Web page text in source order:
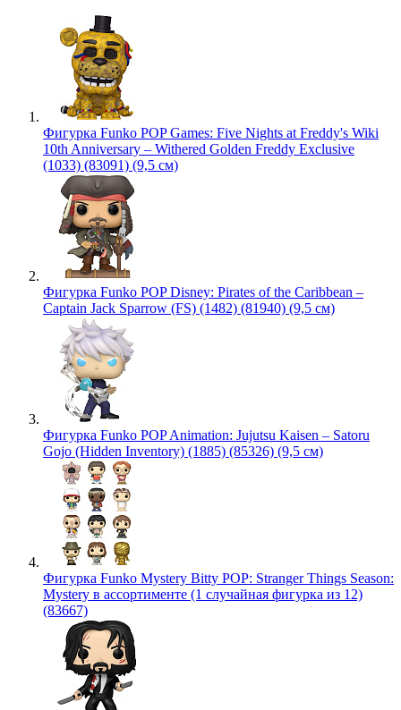
Фигурка Funko POP Games: Five Nights at Freddy's Wiki
10th Anniversary – Withered Golden Freddy Exclusive
(1033) (83091) (9,5 см)
Фигурка Funko POP Disney: Pirates of the Caribbean –
Captain Jack Sparrow (FS) (1482) (81940) (9,5 см)
Фигурка Funko POP Animation: Jujutsu Kaisen – Satoru
Gojo (Hidden Inventory) (1885) (85326) (9,5 см)
Фигурка Funko Mystery Bitty POP: Stranger Things Season:
Mystery в ассортименте (1 случайная фигурка из 12)
(83667)